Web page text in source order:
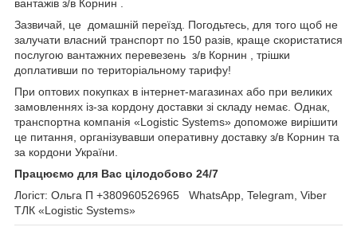
вантажів з/в Корнин .
Зазвичай, це домашній переїзд. Погодьтесь, для того щоб не
залучати власний транспорт по 150 разів, краще скористатися
послугою вантажних перевезень з/в Корнин , трішки
доплативши по територіальному тарифу!
При оптових покупках в інтернет-магазинах або при великих
замовленнях із-за кордону доставки зі складу немає. Однак,
транспортна компанія «Logistic Systems» допоможе вирішити
це питання, організувавши оперативну доставку з/в Корнин та
за кордони України.
Працюємо для Вас цілодобово 24/7
Логіст: Ольга П +380960526965 WhatsApp, Telegram, Viber
ТЛК «Logistic Systems»